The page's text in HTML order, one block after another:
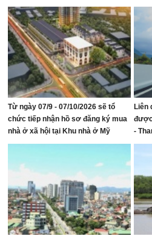
Từ ngày 07/9 - 07/10/2026 sẽ tổ
chức tiếp nhận hồ sơ đăng ký mua
nhà ở xã hội tại Khu nhà ở Mỹ
Thượng, phường Vinh Lộc
Liên
-